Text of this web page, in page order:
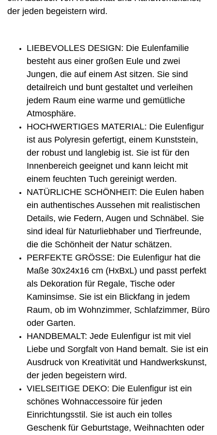
der jeden begeistern wird.
LIEBEVOLLES DESIGN: Die Eulenfamilie
besteht aus einer großen Eule und zwei
Jungen, die auf einem Ast sitzen. Sie sind
detailreich und bunt gestaltet und verleihen
jedem Raum eine warme und gemütliche
Atmosphäre.
HOCHWERTIGES MATERIAL: Die Eulenfigur
ist aus Polyresin gefertigt, einem Kunststein,
der robust und langlebig ist. Sie ist für den
Innenbereich geeignet und kann leicht mit
einem feuchten Tuch gereinigt werden.
NATÜRLICHE SCHÖNHEIT: Die Eulen haben
ein authentisches Aussehen mit realistischen
Details, wie Federn, Augen und Schnäbel. Sie
sind ideal für Naturliebhaber und Tierfreunde,
die die Schönheit der Natur schätzen.
PERFEKTE GRÖSSE: Die Eulenfigur hat die
Maße 30x24x16 cm (HxBxL) und passt perfekt
als Dekoration für Regale, Tische oder
Kaminsimse. Sie ist ein Blickfang in jedem
Raum, ob im Wohnzimmer, Schlafzimmer, Büro
oder Garten.
HANDBEMALT: Jede Eulenfigur ist mit viel
Liebe und Sorgfalt von Hand bemalt. Sie ist ein
Ausdruck von Kreativität und Handwerkskunst,
der jeden begeistern wird.
VIELSEITIGE DEKO: Die Eulenfigur ist ein
schönes Wohnaccessoire für jeden
Einrichtungsstil. Sie ist auch ein tolles
Geschenk für Geburtstage, Weihnachten oder